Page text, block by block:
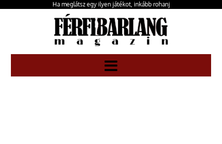
Ha meglátsz egy ilyen játékot, inkább rohanj